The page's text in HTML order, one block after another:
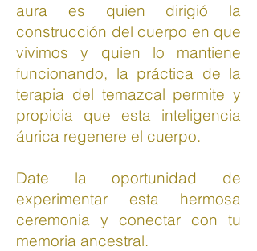
aura es quien dirigió la
construcción del cuerpo en que
vivimos y quien lo mantiene
funcionando, la práctica de la
terapia del temazcal permite y
propicia que esta inteligencia
áurica regenere el cuerpo.
Date la oportunidad de
experimentar esta hermosa
ceremonia y conectar con tu
memoria ancestral.